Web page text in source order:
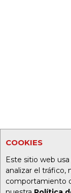
COOKIES
Este sitio web
analizar el tráfico,
comportamiento